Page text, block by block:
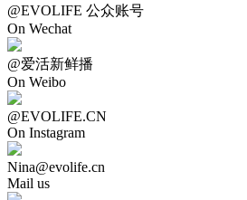
@EVOLIFE 公众账号
On Wechat
@爱活新鲜播
On Weibo
@EVOLIFE.CN
On Instagram
Nina@evolife.cn
Mail us